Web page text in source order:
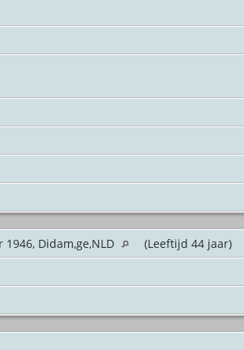
1946, Didam,ge,NLD
(Leeftijd 44 jaar)